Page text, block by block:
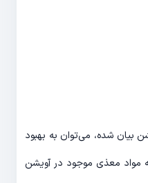
بیان شده، می‌توان به بهبود
مواد معذی موجود در آویشن